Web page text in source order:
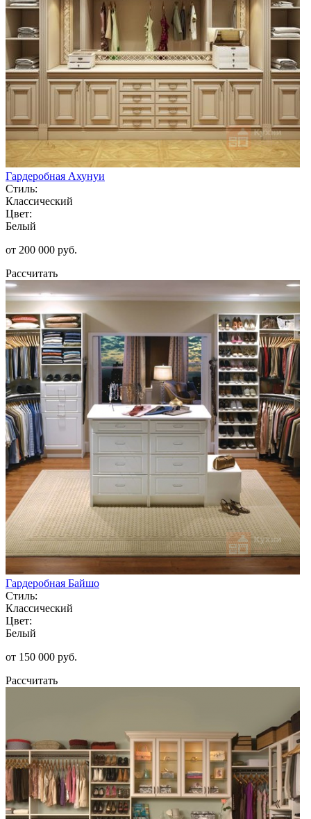
Гардеробная Ахунуи
Стиль:
Классический
Цвет:
Белый
от 200 000 руб.
Рассчитать
Гардеробная Байшо
Стиль:
Классический
Цвет:
Белый
от 150 000 руб.
Рассчитать